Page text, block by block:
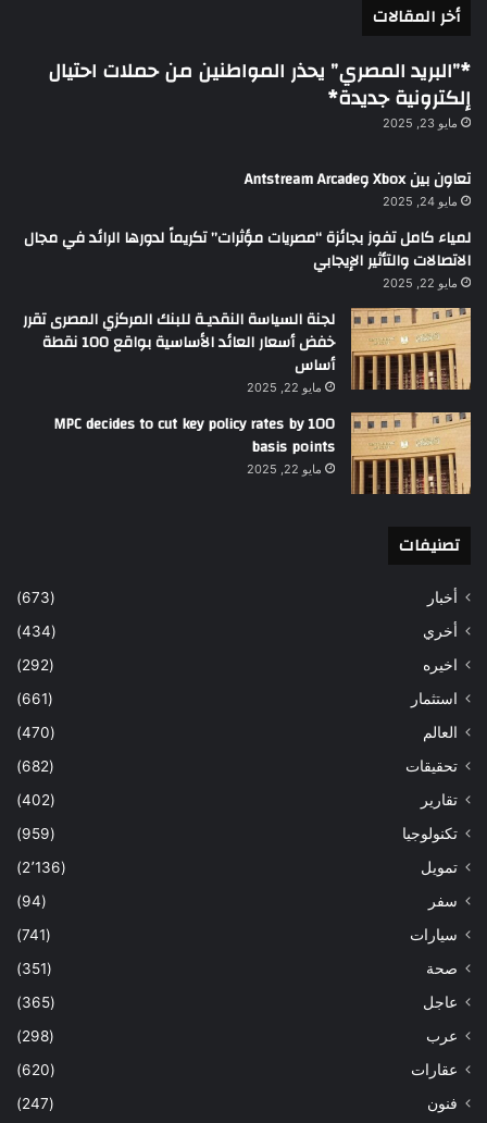
أخر المقالات
*”البريد المصري” يحذر المواطنين من حملات احتيال
إلكترونية جديدة*
مايو 23, 2025
تعاون بين Xbox وAntstream Arcade
مايو 24, 2025
لمياء كامل تفوز بجائزة “مصريات مؤثرات” تكريماً لدورها الرائد في مجال
الاتصالات والتأثير الإيجابي
مايو 22, 2025
لجنة السياسة النقديـة للبنك المركزي المصرى تقرر
خفض أسعار العائد الأساسية بواقع 100 نقطة
أساس
مايو 22, 2025
MPC decides to cut key policy rates by 100
basis points
مايو 22, 2025
تصنيفات
أخبار
(673)
أخري
(434)
اخيره
(292)
استثمار
(661)
العالم
(470)
تحقيقات
(682)
تقارير
(402)
تكنولوجيا
(959)
تمويل
(2٬136)
سفر
(94)
سيارات
(741)
صحة
(351)
عاجل
(365)
عرب
(298)
عقارات
(620)
فنون
(247)